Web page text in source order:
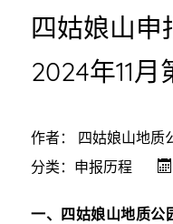
四姑娘山申
2024年11
作者： 四姑娘山地质
分类： 申报历程
一、四姑娘山地质公